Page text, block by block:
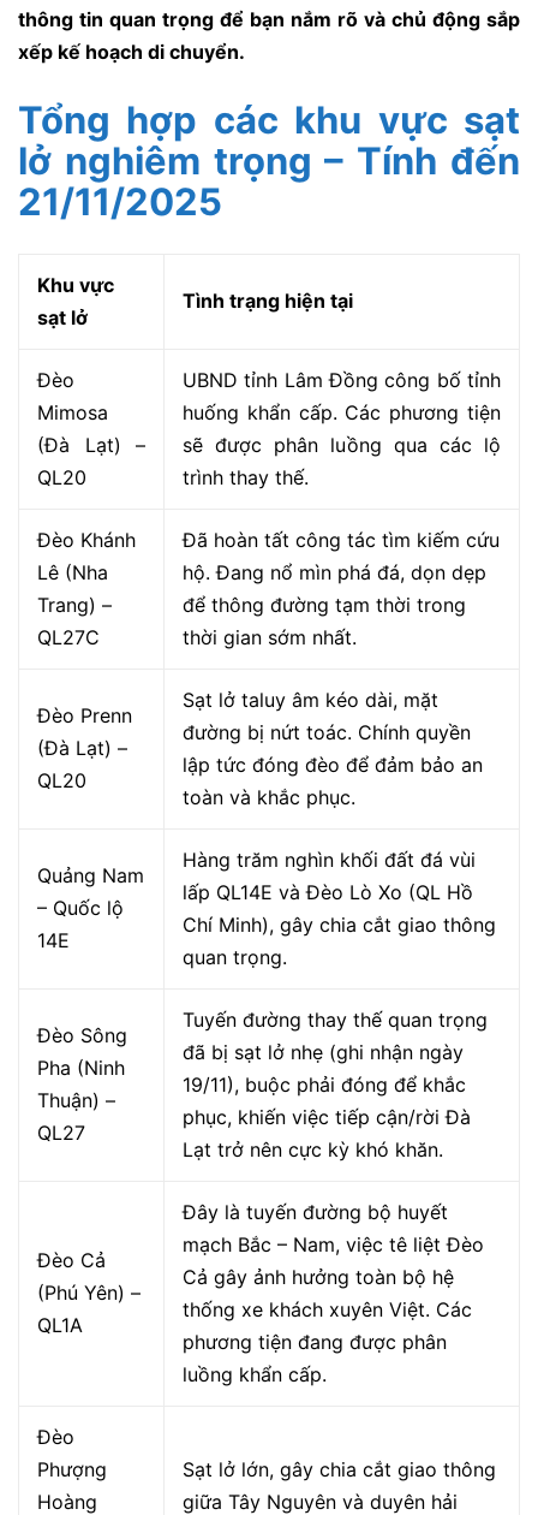
thông tin quan trọng để bạn nắm rõ và chủ động sắp
xếp kế hoạch di chuyển.
Tổng hợp các khu vực sạt
lở nghiêm trọng – Tính đến
21/11/2025
Khu vực
sạt lở
Tình trạng hiện tại
Đèo
Mimosa
(Đà Lạt) –
QL20
UBND tỉnh Lâm Đồng công bố tỉnh
huống khẩn cấp. Các phương tiện
sẽ được phân luồng qua các lộ
trình thay thế.
Đèo Khánh
Lê (Nha
Trang) –
QL27C
Đã hoàn tất công tác tìm kiếm cứu
hộ. Đang nổ mìn phá đá, dọn dẹp
để thông đường tạm thời trong
thời gian sớm nhất.
Đèo Prenn
(Đà Lạt) –
QL20
Sạt lở taluy âm kéo dài, mặt
đường bị nứt toác. Chính quyền
lập tức đóng đèo để đảm bảo an
toàn và khắc phục.
Quảng Nam
– Quốc lộ
14E
Hàng trăm nghìn khối đất đá vùi
lấp QL14E và Đèo Lò Xo (QL Hồ
Chí Minh), gây chia cắt giao thông
quan trọng.
Đèo Sông
Pha (Ninh
Thuận) –
QL27
Tuyến đường thay thế quan trọng
đã bị sạt lở nhẹ (ghi nhận ngày
19/11), buộc phải đóng để khắc
phục, khiến việc tiếp cận/rời Đà
Lạt trở nên cực kỳ khó khăn.
Đèo Cả
(Phú Yên) –
QL1A
Đây là tuyến đường bộ huyết
mạch Bắc – Nam, việc tê liệt Đèo
Cả gây ảnh hưởng toàn bộ hệ
thống xe khách xuyên Việt. Các
phương tiện đang được phân
luồng khẩn cấp.
Đèo
Phượng
Hoàng
Sạt lở lớn, gây chia cắt giao thông
giữa Tây Nguyên và duyên hải